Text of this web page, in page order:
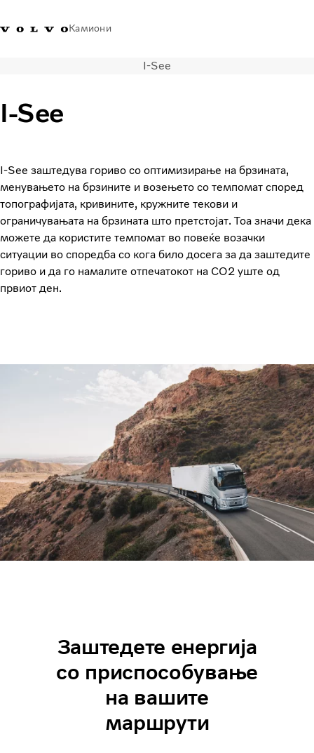
Камиони
Продавница за Volvo
Кампањи
Услуги
Локатор на дилери
News
За нас
Volvo Truck Builder
Контактирајте нѐ
I-See
I-See
I-See заштедува гориво со оптимизирање на брзината,
менувањето на брзините и возењето со темпомат според
топографијата, кривините, кружните текови и
ограничувањата на брзината што претстојат. Тоа значи дека
можете да користите темпомат во повеќе возачки
ситуации во споредба со кога било досега за да заштедите
гориво и да го намалите отпечатокот на CO2 уште од
првиот ден.
Заштедете енергија
со приспособување
на вашите
маршрути